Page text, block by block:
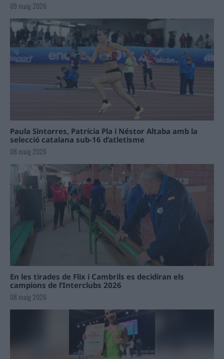
09 maig 2026
Paula Sintorres, Patrícia Pla i Néstor Altaba amb la
selecció catalana sub-16 d’atletisme
08 maig 2026
En les tirades de Flix i Cambrils es decidiran els
campions de l’Interclubs 2026
08 maig 2026